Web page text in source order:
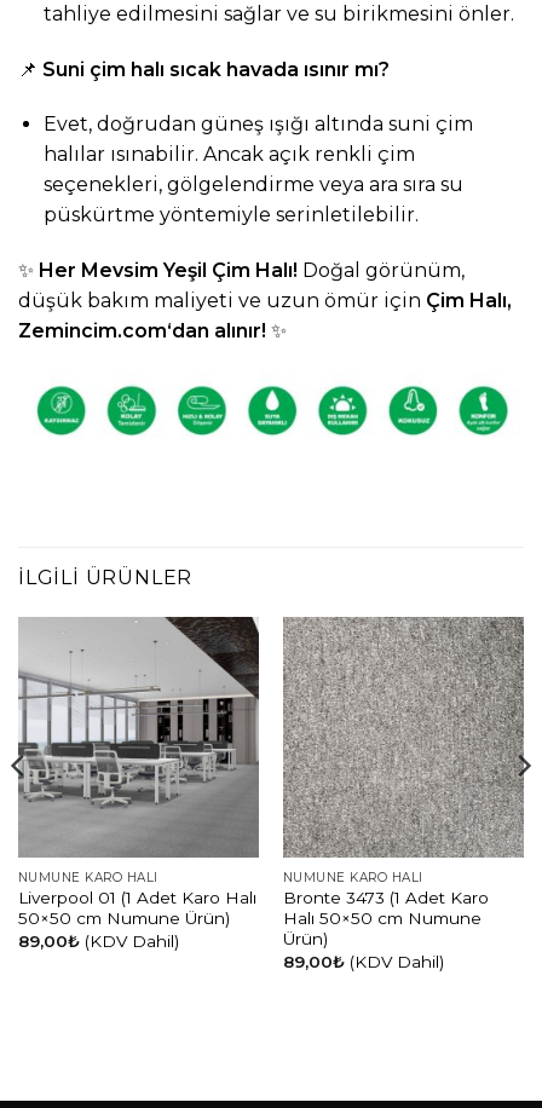
tahliye edilmesini sağlar ve su birikmesini önler.
📌 Suni çim halı sıcak havada ısınır mı?
Evet, doğrudan güneş ışığı altında suni çim
halılar ısınabilir. Ancak açık renkli çim
seçenekleri, gölgelendirme veya ara sıra su
püskürtme yöntemiyle serinletilebilir.
✨ Her Mevsim Yeşil Çim Halı! Doğal görünüm,
düşük bakım maliyeti ve uzun ömür için Çim Halı,
Zemincim.com‘dan alınır! ✨
İLGILI ÜRÜNLER
NUMUNE KARO HALI
Liverpool 01 (1 Adet Karo Halı
50×50 cm Numune Ürün)
89,00₺ (KDV Dahil)
NUMUNE KARO HALI
Bronte 3473 (1 Adet Karo
Halı 50×50 cm Numune
Ürün)
89,00₺ (KDV Dahil)